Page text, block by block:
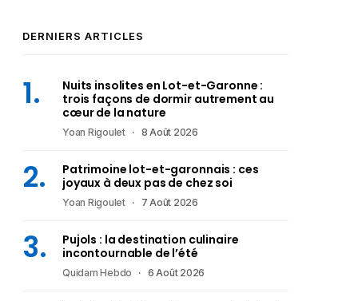
DERNIERS ARTICLES
Nuits insolites en Lot-et-Garonne :
trois façons de dormir autrement au
cœur de la nature
Yoan Rigoulet 8 Août 2026
Patrimoine lot-et-garonnais : ces
joyaux à deux pas de chez soi
Yoan Rigoulet 7 Août 2026
Pujols : la destination culinaire
incontournable de l’été
Quidam Hebdo 6 Août 2026